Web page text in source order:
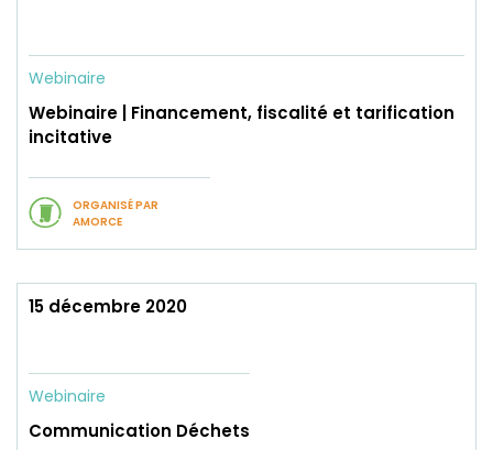
Webinaire
Webinaire | Financement, fiscalité et tarification
incitative
ORGANISÉ PAR
AMORCE
15 décembre 2020
Webinaire
Communication Déchets